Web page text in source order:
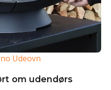
Udeovn
om udendørs